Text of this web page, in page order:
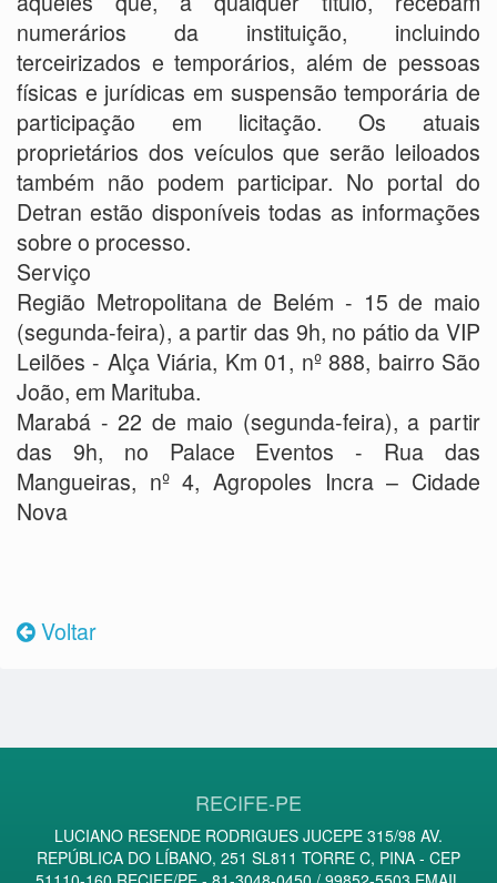
numerários da instituição, incluindo
terceirizados e temporários, além de pessoas
físicas e jurídicas em suspensão temporária de
participação em licitação. Os atuais
proprietários dos veículos que serão leiloados
também não podem participar. No portal do
Detran estão disponíveis todas as informações
sobre o processo.
Serviço
Região Metropolitana de Belém - 15 de maio
(segunda-feira), a partir das 9h, no pátio da VIP
Leilões - Alça Viária, Km 01, nº 888, bairro São
João, em Marituba.
Marabá - 22 de maio (segunda-feira), a partir
das 9h, no Palace Eventos - Rua das
Mangueiras, nº 4, Agropoles Incra – Cidade
Nova
Voltar
RECIFE-PE
LUCIANO RESENDE RODRIGUES JUCEPE 315/98 AV.
REPÚBLICA DO LÍBANO, 251 SL811 TORRE C, PINA - CEP